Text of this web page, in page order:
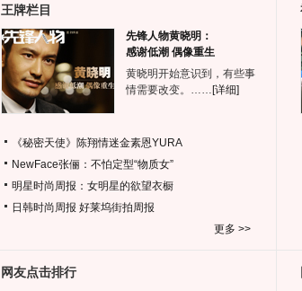
王牌栏目
先锋人物黄晓明：
感谢低潮 偶像重生
黄晓明开始意识到，有些事
情需要改变。…… [详细]
《秘密天使》陈翔情迷金素恩YURA
NewFace张俪：不怕定型“物质女”
明星时尚周报：女明星的欲望衣橱
日韩时尚周报 好莱坞街拍周报
更多 >>
网友点击排行